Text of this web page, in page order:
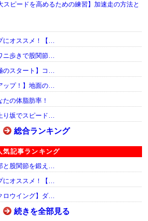
スピードを高めるための練習】加速走の方法と
にオススメ！【…
ニ歩きで股関節…
のスタート】コ…
ップ！】地面の…
の体脂肪率！
り坂でスピード…
総合ランキング
気記事ランキング
と股関節を鍛え…
にオススメ！【…
ロウイング】ダ…
続きを全部見る